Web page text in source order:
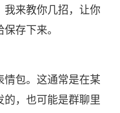
我来教你几招，让你
存下来。
情包。这通常是在某
，也可能是群聊里